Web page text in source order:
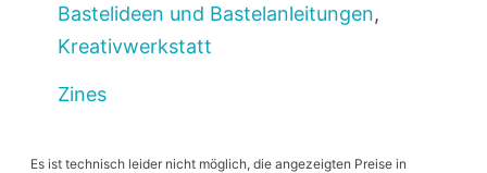
Bastelideen und Bastelanleitungen,
Kreativwerkstatt
Zines
Es ist technisch leider nicht möglich, die angezeigten Preise in